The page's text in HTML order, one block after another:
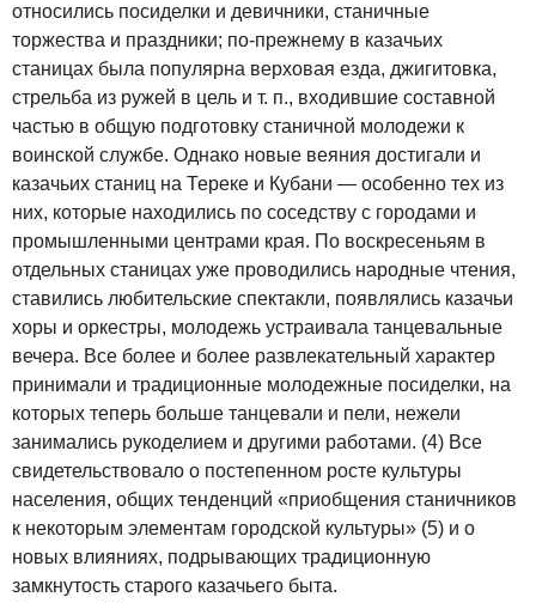
относились посиделки и девичники, станичные
торжества и праздники; по-прежнему в казачьих
станицах была популярна верховая езда, джигитовка,
стрельба из ружей в цель и т. п., входившие составной
частью в общую подготовку станичной молодежи к
воинской службе. Однако новые веяния достигали и
казачьих станиц на Тереке и Кубани — особенно тех из
них, которые находились по соседству с городами и
промышленными центрами края. По воскресеньям в
отдельных станицах уже проводились народные чтения,
ставились любительские спектакли, появлялись казачьи
хоры и оркестры, молодежь устраивала танцевальные
вечера. Все более и более развлекательный характер
принимали и традиционные молодежные посиделки, на
которых теперь больше танцевали и пели, нежели
занимались рукоделием и другими работами. (4) Все
свидетельствовало о постепенном росте культуры
населения, общих тенденций «приобщения станичников
к некоторым элементам городской культуры» (5) и о
новых влияниях, подрывающих традиционную
замкнутость старого казачьего быта.